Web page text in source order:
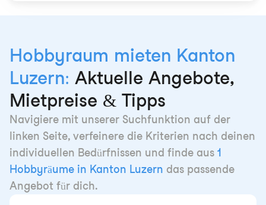
Hobbyraum mieten Kanton
Luzern: Aktuelle Angebote,
Mietpreise & Tipps
Navigiere mit unserer Suchfunktion auf der
linken Seite, verfeinere die Kriterien nach deinen
individuellen Bedürfnissen und finde aus 1
Hobbyräume in Kanton Luzern das passende
Angebot für dich.